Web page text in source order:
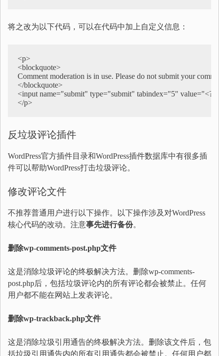
将之改为以下代码，可以在代码中加上自定义信息：
<p>
<blockquote>
Comment moderation is in use. Please do not submit your
</blockquote>
<input name="submit" type="submit" tabindex="5"
反垃圾评论插件
WordPress官方插件目录和WordPress插件数据库中有很多插
件可以帮助WordPress打击垃圾评论。
修改评论文件
不推荐普通用户进行以下操作。以下操作涉及对WordPress
核心代码的改动。注意事先进行备份。
删除wp-comments-post.php文件
这是消除垃圾评论的终极解决方法。删除wp-comments-
post.php后，包括垃圾评论内的所有评论都会被禁止。任何
用户都不能在网站上发表评论。
删除wp-trackback.php文件
这是消除垃圾引用通告的终极解决方法。删除该文件后，包
括垃圾引用通告内的所有引用通告都会被禁止。任何用户都